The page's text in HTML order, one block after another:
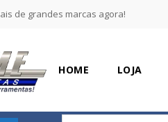
de grandes marcas agora!
HOME LOJA